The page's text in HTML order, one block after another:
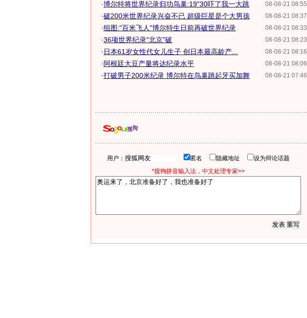
08-08-21 08:55
·博尔特将世界纪录归功鸟巢:19"30吓了我一大跳
08-08-21 08:37
·破200米世界纪录兴奋不已 超级巨星是个大男孩
08-08-21 08:33
·组图:"百米飞人"博尔特生日前再破世界纪录
08-08-21 08:23
·36项世界纪录"北京"破
08-08-21 08:16
· 日本61岁女性代女儿生子 创日本最高龄产...
08-08-21 08:06
· 阿根廷大豆产量将达纪录水平
08-08-21 07:46
·打破男子200米纪录 博尔特在鸟巢跳起牙买加舞
用户： 匿名 隐藏地址
设为辩论话题
*搜狗拼音输入法，中文处理专家>>